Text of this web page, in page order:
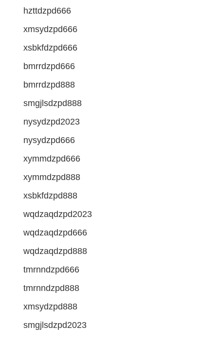
hzttdzpd666
xmsydzpd666
xsbkfdzpd666
bmrrdzpd666
bmrrdzpd888
smgjlsdzpd888
nysydzpd2023
nysydzpd666
xymmdzpd666
xymmdzpd888
xsbkfdzpd888
wqdzaqdzpd2023
wqdzaqdzpd666
wqdzaqdzpd888
tmrnndzpd666
tmrnndzpd888
xmsydzpd888
smgjlsdzpd2023